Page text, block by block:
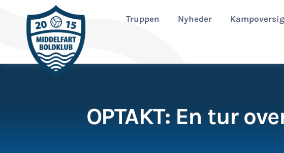
Truppen Nyheder
OPTAKT: En tur